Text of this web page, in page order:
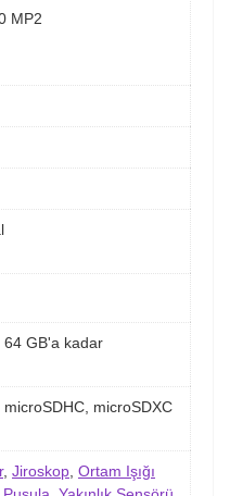
MP2
64 GB'a kadar
microSDHC, microSDXC
, Jiroskop, Ortam Işığı